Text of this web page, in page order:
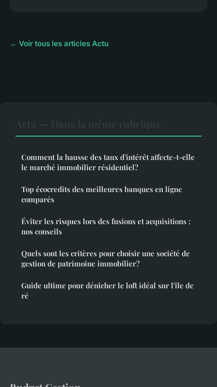
← Voir tous les articles Actu
Comment la hausse des taux d'intérêt affecte-t-elle
le marché immobilier résidentiel?
Top écocredits des meilleures banques en ligne
comparés
Éviter les risques lors des fusions et acquisitions :
nos conseils
Quels sont les critères pour choisir une société de
gestion de patrimoine immobilier?
Guide ultime pour dénicher le loft idéal sur l'île de
ré